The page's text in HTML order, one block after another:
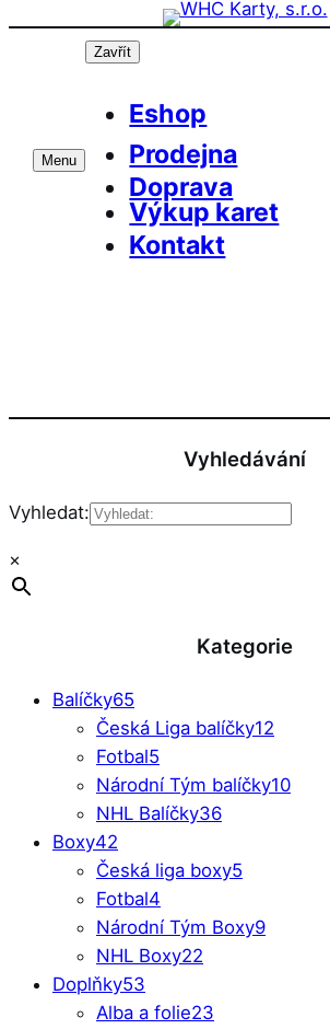
Přeskočit
Menu
Zavřít
Eshop
Prodejna
Doprava
Výkup karet
Kontakt
Vyhledávání
Vyhledat:
×
Kategorie
Balíčky65
Česká Liga balíčky12
Fotbal5
Národní Tým balíčky10
NHL Balíčky36
Boxy42
Česká liga boxy5
Fotbal4
Národní Tým Boxy9
NHL Boxy22
Doplňky53
Alba a folie23